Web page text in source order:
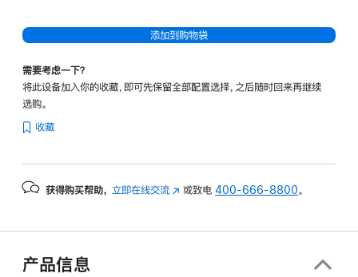
添加到购物袋
需要考虑一下？
将此设备加入你的收藏，即可先保留全部配置选择，之后随时回来再继续
选购。
收藏
获得购买帮助， 立即在线交流 (在 或致电400-666-8800。
产品信息